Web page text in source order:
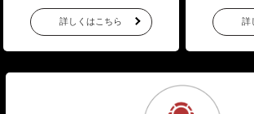
詳しくはこちら 詳